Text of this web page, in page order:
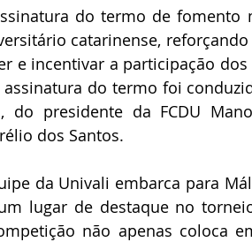
catarinense,
e incentivar a participação
do termo foi
do presidente da FCDU
dos Santos.
lugar de destaque no
não apenas coloca